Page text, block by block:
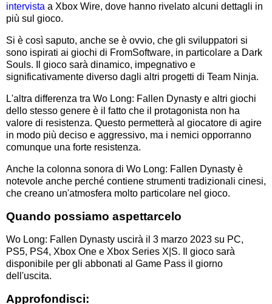
intervista a Xbox Wire, dove hanno rivelato alcuni dettagli in
più sul gioco.
Si è così saputo, anche se è ovvio, che gli sviluppatori si
sono ispirati ai giochi di FromSoftware, in particolare a Dark
Souls. Il gioco sarà dinamico, impegnativo e
significativamente diverso dagli altri progetti di Team Ninja.
L'altra differenza tra Wo Long: Fallen Dynasty e altri giochi
dello stesso genere è il fatto che il protagonista non ha
valore di resistenza. Questo permetterà al giocatore di agire
in modo più deciso e aggressivo, ma i nemici opporranno
comunque una forte resistenza.
Anche la colonna sonora di Wo Long: Fallen Dynasty è
notevole anche perché contiene strumenti tradizionali cinesi,
che creano un'atmosfera molto particolare nel gioco.
Quando possiamo aspettarcelo
Wo Long: Fallen Dynasty uscirà il 3 marzo 2023 su PC,
PS5, PS4, Xbox One e Xbox Series X|S. Il gioco sarà
disponibile per gli abbonati al Game Pass il giorno
dell'uscita.
Approfondisci: